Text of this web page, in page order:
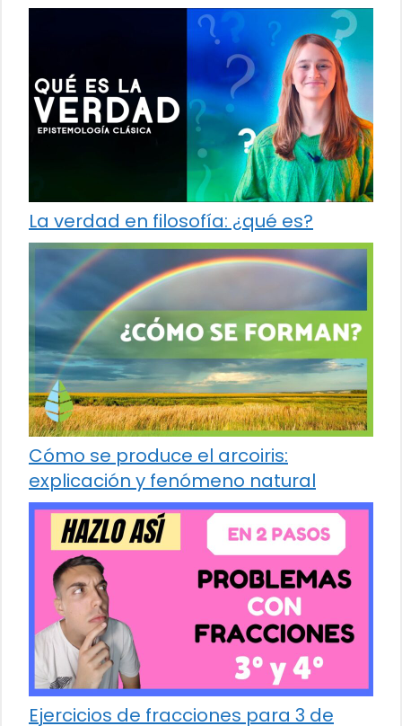
La verdad en filosofía: ¿qué es?
Cómo se produce el arcoiris:
explicación y fenómeno natural
Ejercicios de fracciones para 3 de